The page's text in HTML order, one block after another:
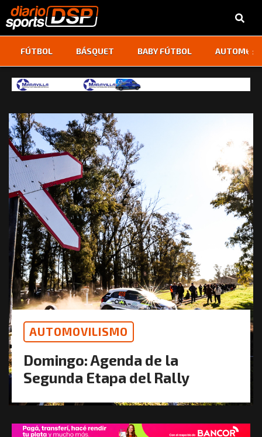
FÚTBOL BÁSQUET BABY FÚTBOL ‹ ›
AUTOMOVILISMO
Domingo: Agenda de la
Segunda Etapa del Rally